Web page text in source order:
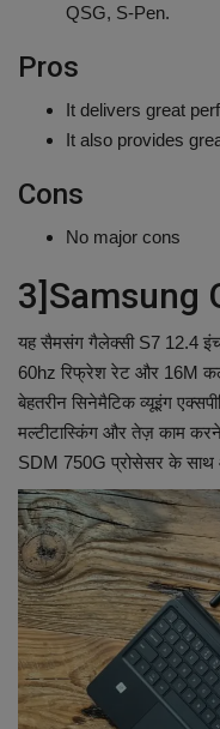
QSG, S-Pen.
Pros
It delivers great
It also provides
Cons
No major cons
3]Samsung
यह सैमसंग गैलेक्सी S7 12.4
60hz रिफ्रेश रेट और 16M
बेहतरीन सिनेमैटिक व्यूइंग
मल्टीटास्किंग और तेज़ काम
SDM 750G प्रोसेसर के साथ